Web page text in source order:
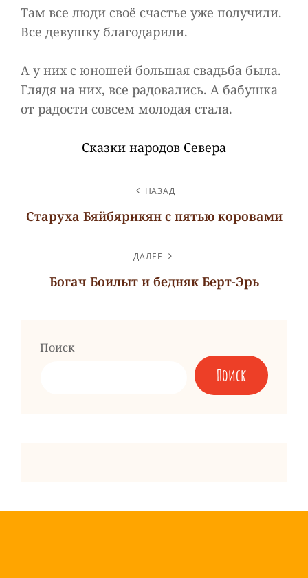
Там все люди своё счастье уже получили.
Все девушку благодарили.
А у них с юношей большая свадьба была.
Глядя на них, все радовались. А бабушка
от радости совсем молодая стала.
Сказки народов Севера
ПО
ЗАПИСЯМ
НАЗАД
Старуха Бяйбярикян с пятью коровами
ДАЛЕЕ
Богач Боилыт и бедняк Берт-Эрь
Поиск
Поиск